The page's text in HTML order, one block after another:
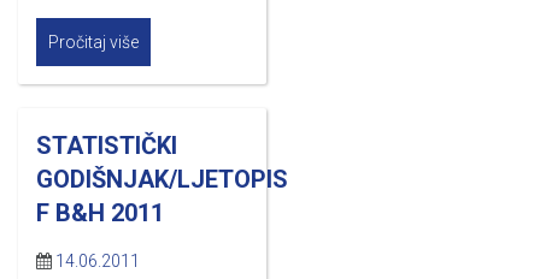
Pročitaj više
STATISTIČKI
GODIŠNJAK/LJETOPIS
F B&H 2011
14.06.2011